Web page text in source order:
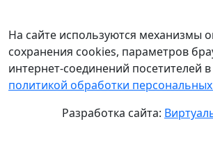
На сайте используются механизмы
сохранения cookies, параметров
интернет-соединений посетителей в
политикой обработки
Разработка сайта: